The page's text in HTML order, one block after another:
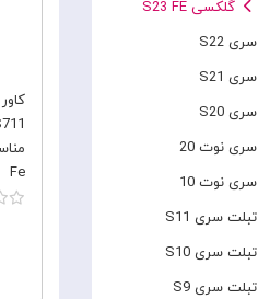
گلکسی S23 FE
سری S22
سری S21
سری S20
سری نوت 20
سری نوت 10
تبلت سری S11
تبلت سری S10
تبلت سری S9
Fe